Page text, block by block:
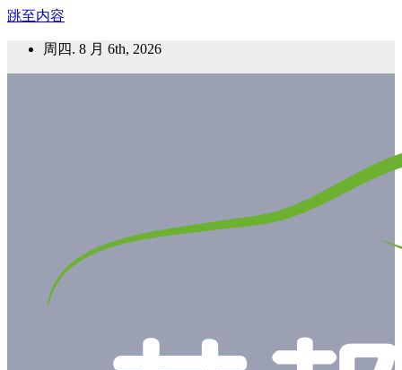
跳至内容
周四. 8 月 6th, 2026